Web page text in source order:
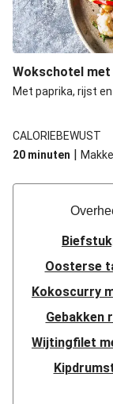
Wokschotel
Met paprika, rijst
CALORIEBEWUST
20 minuten |
Oosterse
Kokoscurry
Gebakken
Wijtingfilet
Gebakken rijst